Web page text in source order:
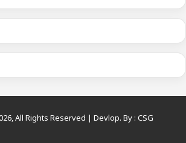
All Rights Reserved | Devlop. By : CSG